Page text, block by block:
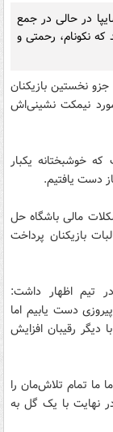
در حالی در جمع
که نکونام، رحمتی و
نخستین بازیکنان
نیمکت نشینی‌اش
خوشبختانه یکبار
مالی باشگاه حل
بازیکنان پرداخت
تیم اظهار داشت:
دست یابیم اما
با دیگر رقیبان افزایش
ما تمام تلاش‌مان را
نهایت با یک گل به